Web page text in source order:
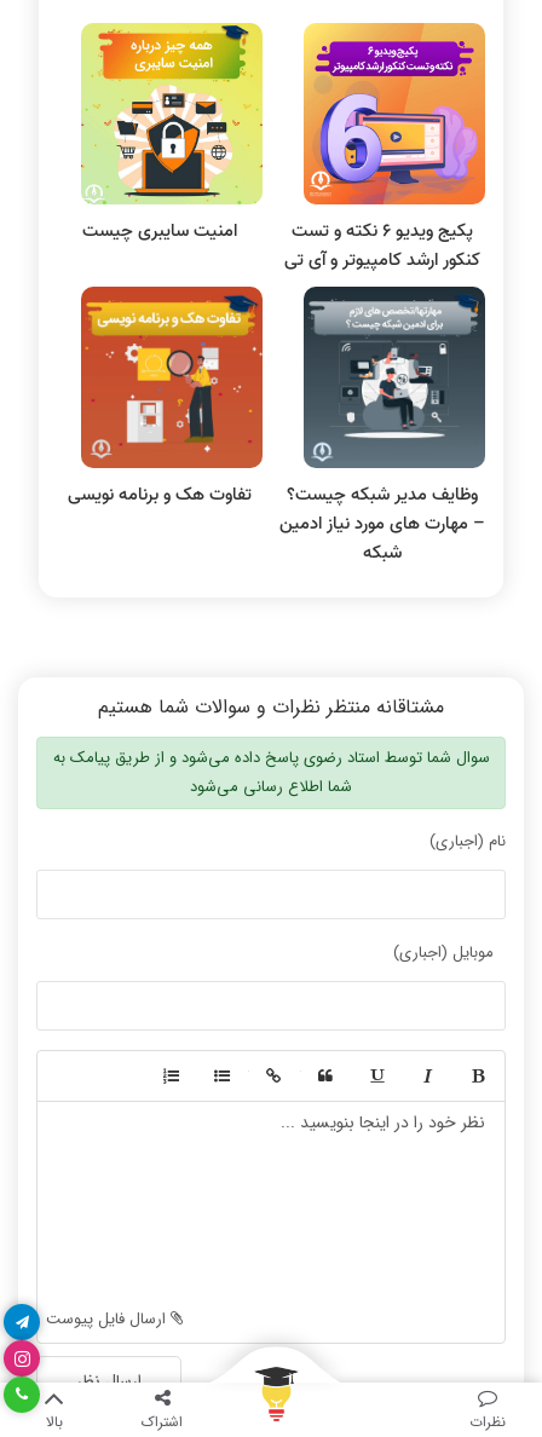
نظرات اشتراک بالا
پایتون
علم داده
مقاله نویسی
بلاکچین
پایگاه داده
الکترونیک دیجیتال
سیستم عامل
نظریه زبانها
سیگنال و سیستمها
پکیج ویدیو 6 نکته و تست
کنکور ارشد کامپیوتر و آی تی
امنیت سایبری چیست
وظایف مدیر شبکه چیست؟
– مهارت های مورد نیاز ادمین
شبکه
تفاوت هک و برنامه نویسی
مشتاقانه منتظر نظرات و سوالات شما هستیم
سوال شما توسط استاد رضوی پاسخ داده می‌شود و از طریق پیامک به
شما اطلاع رسانی می‌شود
نام (اجباری)
موبایل (اجباری)
-
-
-
-
-
-
-
ارسال نظر